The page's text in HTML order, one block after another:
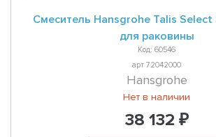
Смеситель Hansgrohe Talis
для раковины
Код: 60546
арт 72042000
Hansgrohe
Нет в наличии
38 132 ₽